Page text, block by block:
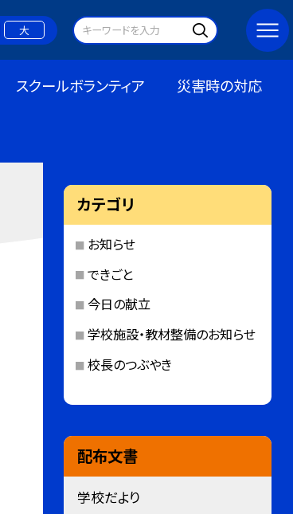
大
スクールボランティア 災害時の対応
カテゴリ
お知らせ
できごと
今日の献立
学校施設・教材整備のお知らせ
校長のつぶやき
配布文書
学校だより